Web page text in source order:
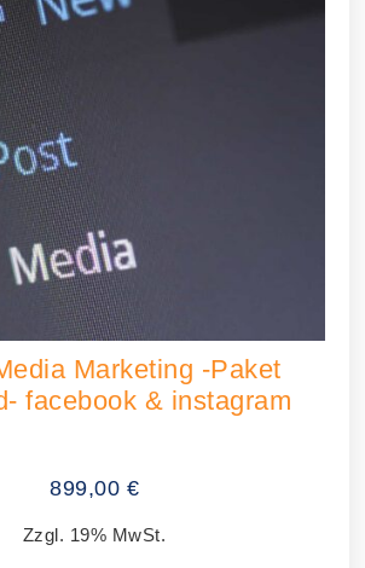
Marketing -Paket
facebook & instagram
899,00 €
Zzgl. 19% MwSt.